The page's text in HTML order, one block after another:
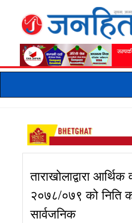
ताराखोलाद्वारा आर्थिक
२०७८/०७९ को निति
सार्वजनिक